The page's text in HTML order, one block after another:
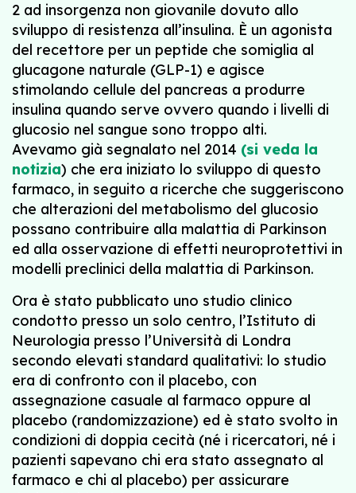
2 ad insorgenza non giovanile dovuto allo
sviluppo di resistenza all’insulina. È un agonista
del recettore per un peptide che somiglia al
glucagone naturale (GLP-1) e agisce
stimolando cellule del pancreas a produrre
insulina quando serve ovvero quando i livelli di
glucosio nel sangue sono troppo alti.
Avevamo già segnalato nel 2014 (si veda la
notizia) che era iniziato lo sviluppo di questo
farmaco, in seguito a ricerche che suggeriscono
che alterazioni del metabolismo del glucosio
possano contribuire alla malattia di Parkinson
ed alla osservazione di effetti neuroprotettivi in
modelli preclinici della malattia di Parkinson.
Ora è stato pubblicato uno studio clinico
condotto presso un solo centro, l’Istituto di
Neurologia presso l’Università di Londra
secondo elevati standard qualitativi: lo studio
era di confronto con il placebo, con
assegnazione casuale al farmaco oppure al
placebo (randomizzazione) ed è stato svolto in
condizioni di doppia cecità (né i ricercatori, né i
pazienti sapevano chi era stato assegnato al
farmaco e chi al placebo) per assicurare